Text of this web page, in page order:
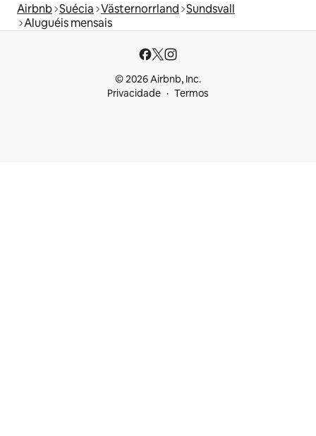
Airbnb Suécia Västernorrland Sundsvall
Aluguéis mensais
© 2026 Airbnb, Inc.
Privacidade
Termos